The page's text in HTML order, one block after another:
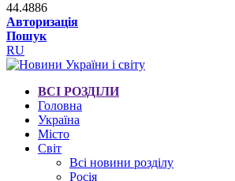
44.4886
Авторизація
Пошук
RU
ВСІ РОЗДІЛИ
Головна
Україна
Місто
Світ
Всі новини розділу
Росія